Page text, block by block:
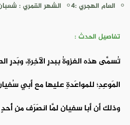
العام الهجري :4 الشهر القمري :
تفاصيل الحدث :
تُسمَّى هذه الغزوةُ ببدرٍ الآخِرةِ، وبَدرٍ
المَوعِدِ؛ للمواعَدةِ عليها مع أبي
وذلك أن أبا سفيان لمَّا انصَرَف منِ